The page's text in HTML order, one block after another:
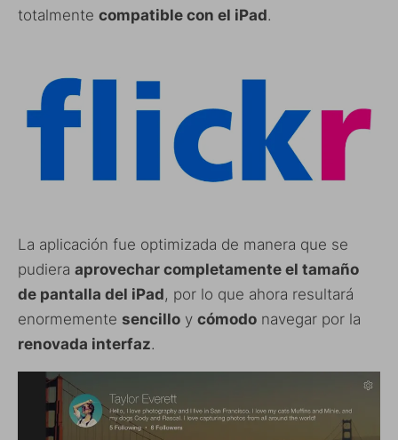
totalmente compatible con el iPad.
La aplicación fue optimizada de manera que se
pudiera aprovechar completamente el tamaño
de pantalla del iPad, por lo que ahora resultará
enormemente sencillo y cómodo navegar por la
renovada interfaz.